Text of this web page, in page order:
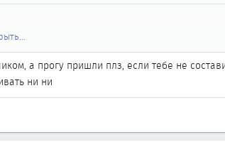
а прогу пришли плз, если тебе не
ни ни